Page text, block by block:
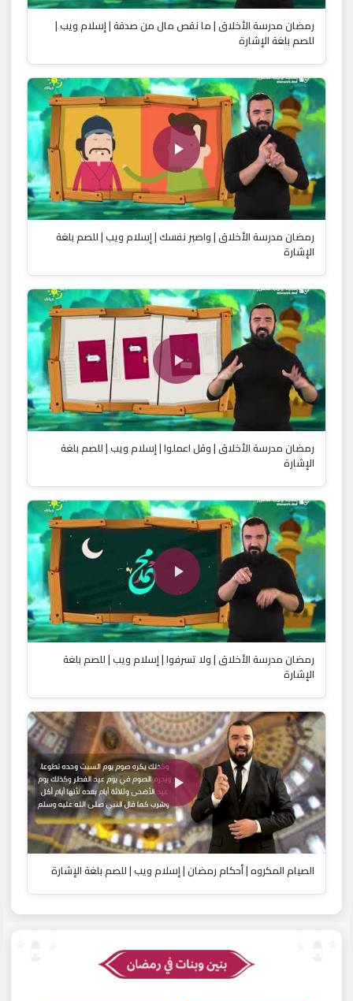
رمضان مدرسة الأخلاق | ما نقص مال من صدقة | إسلام ويب |
للصم بلغة الإشارة
رمضان مدرسة الأخلاق | واصبر نفسك | إسلام ويب | للصم بلغة
الإشارة
رمضان مدرسة الأخلاق | وقل اعملوا | إسلام ويب | للصم بلغة
الإشارة
رمضان مدرسة الأخلاق | ولا تسرفوا | إسلام ويب | للصم بلغة
الإشارة
الصيام المكروه | أحكام رمضان | إسلام ويب | للصم بلغة الإشارة